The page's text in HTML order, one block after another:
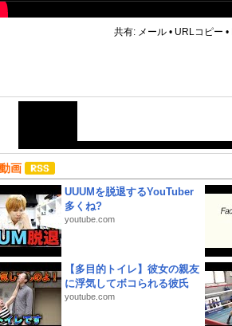
共有: メール • URLコピー •
画
UUUMを脱退するYouTuber
多くね?
youtube.com
【多目的トイレ】彼女の親友
に浮気してボコられる彼氏
youtube.com